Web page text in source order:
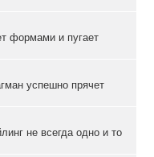
формами и пугает
успешно прячет
не всегда одно и то